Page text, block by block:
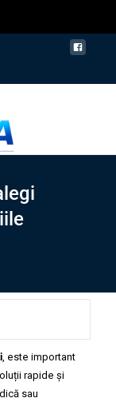
, este important
rapide și
sau